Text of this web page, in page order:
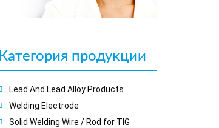
Категория продукции
Lead And Lead Alloy Products
Welding Electrode
Solid Welding Wire / Rod for TIG